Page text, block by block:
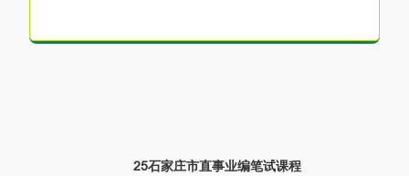
25石家庄市直事业编笔试课程